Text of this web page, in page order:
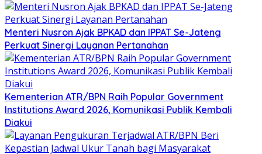
Menteri Nusron Ajak BPKAD dan IPPAT Se-Jateng
Perkuat Sinergi Layanan Pertanahan
Kementerian ATR/BPN Raih Popular Government
Institutions Award 2026, Komunikasi Publik Kembali
Diakui